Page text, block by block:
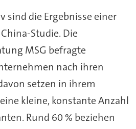
sind die Ergebnisse einer
Studie. Die
MSG befragte
nach ihren
setzen in ihrem
kleine, konstante Anzahl
Rund 60 % beziehen